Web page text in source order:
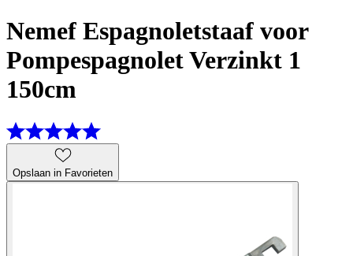
Nemef Espagnoletstaaf voor
Pompespagnolet Verzinkt 1
150cm
Opslaan in Favorieten